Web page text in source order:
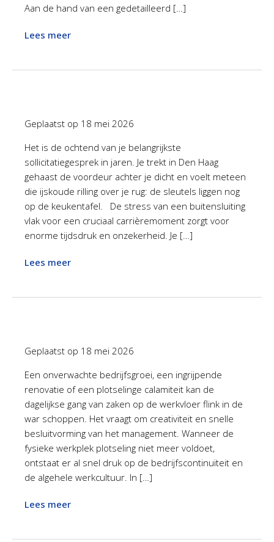
Aan de hand van een gedetailleerd […]
Lees meer
Geplaatst op 18 mei 2026
Het is de ochtend van je belangrijkste
sollicitatiegesprek in jaren. Je trekt in Den Haag
gehaast de voordeur achter je dicht en voelt meteen
die ijskoude rilling over je rug: de sleutels liggen nog
op de keukentafel. De stress van een buitensluiting
vlak voor een cruciaal carrièremoment zorgt voor
enorme tijdsdruk en onzekerheid. Je […]
Lees meer
Geplaatst op 18 mei 2026
Een onverwachte bedrijfsgroei, een ingrijpende
renovatie of een plotselinge calamiteit kan de
dagelijkse gang van zaken op de werkvloer flink in de
war schoppen. Het vraagt om creativiteit en snelle
besluitvorming van het management. Wanneer de
fysieke werkplek plotseling niet meer voldoet,
ontstaat er al snel druk op de bedrijfscontinuïteit en
de algehele werkcultuur. In […]
Lees meer